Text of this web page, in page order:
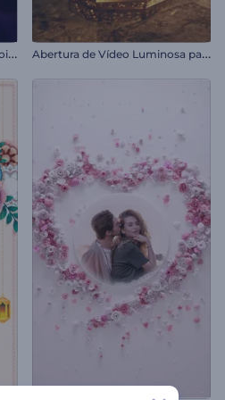
I
ntrodução Brilhante para a Noite do Ramadã A
bertura de Vídeo Luminosa para o Ramadã